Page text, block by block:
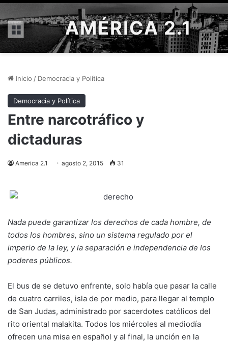
Menú AMÉRICA 2.1
Inicio / Democracia y Política
Democracia y Política
Entre narcotráfico y
dictaduras
America 2.1 agosto 2, 2015 31
Nada puede garantizar los derechos de cada hombre, de
todos los hombres, sino un sistema regulado por el
imperio de la ley, y la separación e independencia de los
poderes públicos.
El bus de se detuvo enfrente, solo había que pasar la calle
de cuatro carriles, isla de por medio, para llegar al templo
de San Judas, administrado por sacerdotes católicos del
rito oriental malakita. Todos los miércoles al mediodía
ofrecen una misa en español y al final, la unción en la